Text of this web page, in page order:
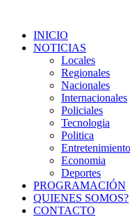
INICIO
NOTICIAS
Locales
Regionales
Nacionales
Internacionales
Policiales
Tecnologia
Politica
Entretenimiento
Economia
Deportes
PROGRAMACIÓN
QUIENES SOMOS?
CONTACTO